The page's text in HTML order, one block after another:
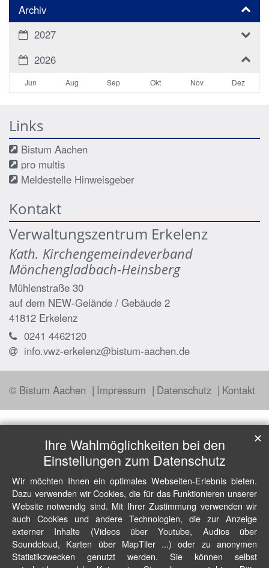
Archiv
2027
2026
Jun Aug Sep Okt Nov Dez
Links
Bistum Aachen
pro multis
Meldestelle Hinweisgeber
Kontakt
Verwaltungszentrum Erkelenz
Kath. Kirchengemeindeverband
Mönchengladbach-Heinsberg
Mühlenstraße 30
auf dem NEW-Gelände / Gebäude 2
41812 Erkelenz
0241 4462120
info.vwz-erkelenz@bistum-aachen.de
© Bistum Aachen Impressum Datenschutz Kontakt
Ihre Wahlmöglichkeiten bei den
Einstellungen zum Datenschutz
Wir möchten Ihnen ein optimales Webseiten-Erlebnis bieten.
Dazu verwenden wir Cookies, die für das Funktionieren unserer
Website notwendig sind. Mit Ihrer Zustimmung verwenden wir
auch Cookies und andere Technologien, die zur Anzeige
externer Inhalte (Videos über Youtube, Audios über
Soundcloud, Karten über MapTiler ...) oder zu anonymen
Statistikzwecken genutzt werden. Sie können selbst
✕